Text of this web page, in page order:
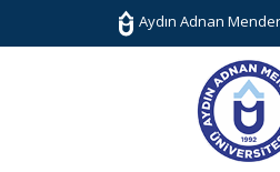
Aydın Adnan